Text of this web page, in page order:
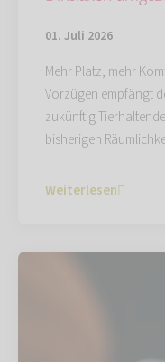
01. Juli 2026
Mehr Platz, mehr
Vorzügen empfängt
zukünftig
bisherigen
Weiterlesen